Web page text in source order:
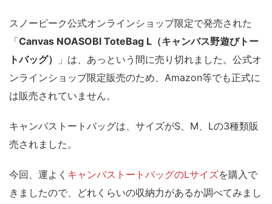
スノーピーク公式オンラインショップ限定で発売された
「Canvas NOASOBI ToteBag L（キャンバス野遊びトー
トバッグ）
」は、あっという間に売り切れました。公式オ
ンラインショップ限定販売のため、Amazon等でも正式に
は販売されていません。
キャンバストートバッグは、 サイズがS、M、Lの3種類販
売されました。
今回、運よく キャンバストートバッグのLサイズを購入で
きましたので、どれくらいの収納力があるか調べてみまし